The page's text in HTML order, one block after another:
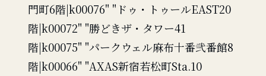
門町6階|k00076" "ドゥ・トゥールEAST20
階|k00072" "勝どきザ・タワー41
階|k00075" "パークウェル麻布十番弐番館8
階|k00066" "AXAS新宿若松町Sta.10